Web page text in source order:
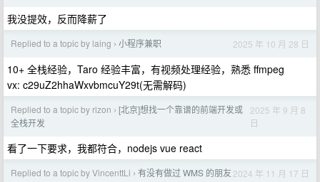
我没提效，反而降薪了
Replied to a topic by laing › 小程序兼职 2025 年 10 月 28 日
10+ 全栈经验，Taro 经验丰富，有视频处理经验，熟悉 ffmpeg
vx: c29uZ2hhaWxvbmcuY29t(无需解码)
Replied to a topic by rizon › [北京]想找一个靠谱的前端开发或
全栈开发
2025 年 9 月 8
日
看了一下要求，我都符合，nodejs vue react
Replied to a topic by VincenttLi › 有没有做过 WMS 的朋友 2024 年 11 月 17 日